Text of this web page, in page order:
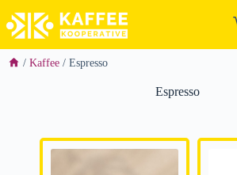
/ Kaffee / Espresso
Espresso